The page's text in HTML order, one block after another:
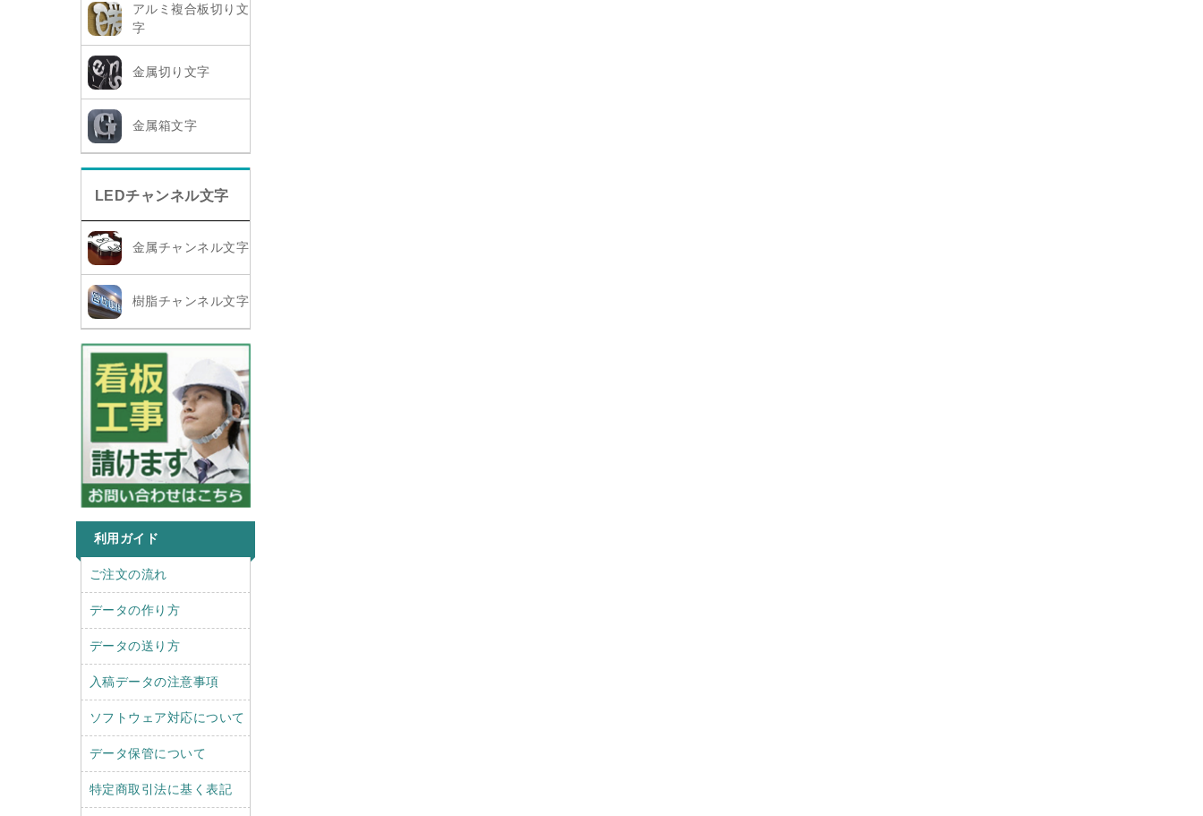
アルミ複合板切り文
字
金属切り文字
金属箱文字
LEDチャンネル文字
金属チャンネル文字
樹脂チャンネル文字
利用ガイド
r
ご注文の流れ
データの作り方
データの送り方
入稿データの注意事項
ソフトウェア対応について
データ保管について
特定商取引法に基く表記